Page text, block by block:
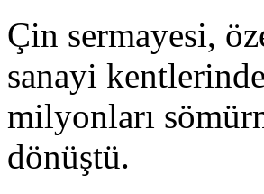
Çin sermayesi,
sanayi
milyonları
dönüştü.